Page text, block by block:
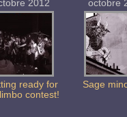
2012
ready for
contest!
octobre
Sage